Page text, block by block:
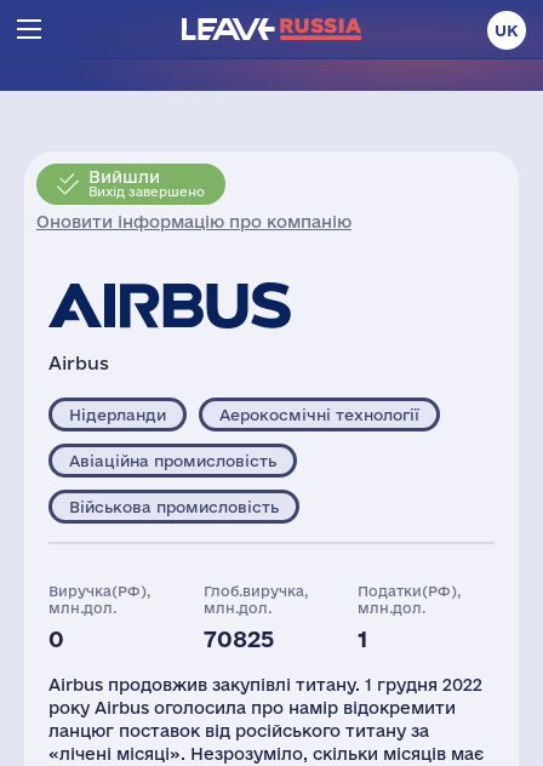
UK
Вийшли
Вихід завершено
Оновити інформацію про компанію
Airbus
Нідерланди Аерокосмічні технології
Авіаційна промисловість
Військова промисловість
Виручка(РФ),
млн.дол.
0
Глоб.виручка,
млн.дол.
70825
Податки(РФ),
млн.дол.
1
Airbus продовжив закупівлі титану. 1 грудня 2022
року Airbus оголосила про намір відокремити
ланцюг поставок від російського титану за
«лічені місяці». Незрозуміло, скільки місяців має